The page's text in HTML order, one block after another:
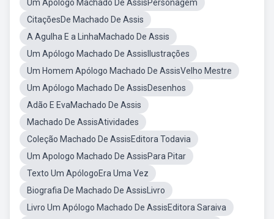
Um Apologo Machado De AssisPersonagem
CitaçõesDe Machado De Assis
A Agulha E a LinhaMachado De Assis
Um Apólogo Machado De AssisIlustrações
Um Homem Apólogo Machado De AssisVelho Mestre
Um Apólogo Machado De AssisDesenhos
Adão E EvaMachado De Assis
Machado De AssisAtividades
Coleção Machado De AssisEditora Todavia
Um Apologo Machado De AssisPara Pitar
Texto Um ApólogoEra Uma Vez
Biografia De Machado De AssisLivro
Livro Um Apólogo Machado De AssisEditora Saraiva